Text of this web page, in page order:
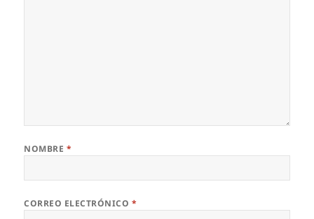
NOMBRE *
CORREO ELECTRÓNICO *